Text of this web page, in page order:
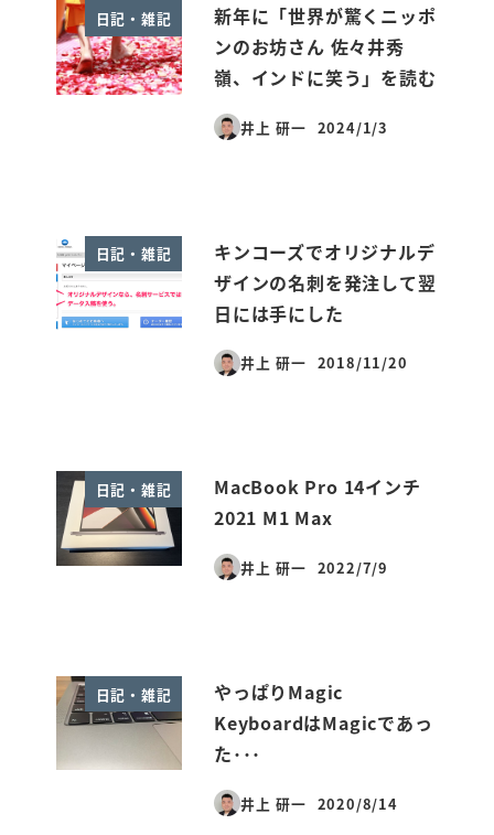
日記・雑記
新年に「世界が驚くニッポ
ンのお坊さん 佐々井秀
嶺、インドに笑う」を読む
井上 研一
投稿日
2024/1/3
日記・雑記
キンコーズでオリジナルデ
ザインの名刺を発注して翌
日には手にした
井上 研一
投稿日
2018/11/20
日記・雑記
MacBook Pro 14インチ
2021 M1 Max
井上 研一
投稿日
2022/7/9
日記・雑記
やっぱりMagic
KeyboardはMagicであっ
た･･･
井上 研一
投稿日
2020/8/14